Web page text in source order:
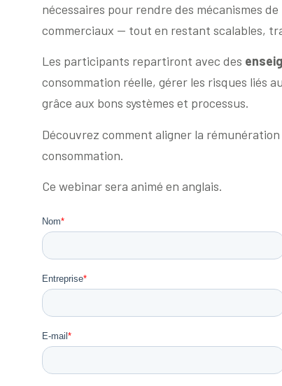
nécessaires pour rendre des mécanismes
commerciaux — tout en restant scalables,
Les participants repartiront avec des
consommation réelle, gérer les risques liés
grâce aux bons systèmes et processus.
Découvrez comment aligner la
consommation.
Ce webinar sera animé en anglais.